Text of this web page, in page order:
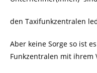
den Taxifunkzentralen
Aber keine Sorge so ist
Funkzentralen mit ihrem